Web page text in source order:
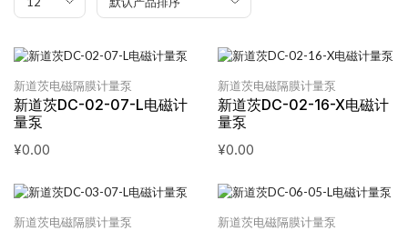
新道茨电磁隔膜计量泵
新道茨DC-02-07-L电磁计
量泵
¥0.00
新道茨电磁隔膜计量泵
新道茨DC-02-16-X电磁计
量泵
¥0.00
新道茨电磁隔膜计量泵 新道茨电磁隔膜计量泵